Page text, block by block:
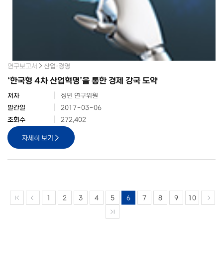
연구보고서 산업·경영
‘한국형 4차 산업혁명’을 통한 경제 강국 도약
저자
정민 연구위원
발간일
2017-03-06
조회수
272,402
자세히 보기
1 2 3 4 5 6 7 8 9 10